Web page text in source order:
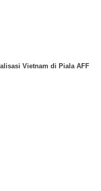
Vietnam di Piala AFF